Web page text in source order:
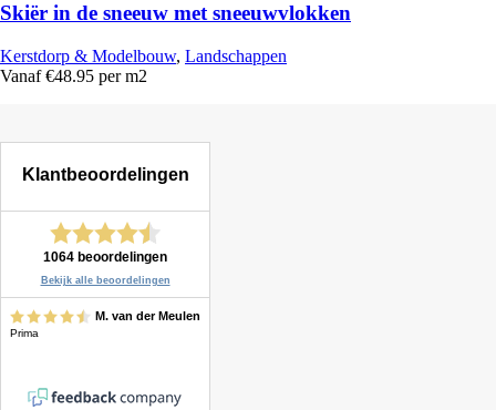
Skiër in de sneeuw met sneeuwvlokken
Kerstdorp & Modelbouw, Landschappen
Vanaf €48.95 per m2